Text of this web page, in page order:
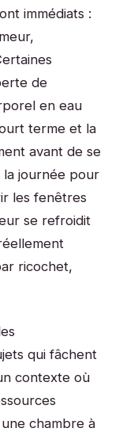
immédiats :
de
en eau
terme et la
avant de se
journée pour
les fenêtres
se refroidit
ricochet,
qui fâchent
contexte où
chambre à